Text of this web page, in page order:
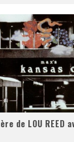
de LOU REED